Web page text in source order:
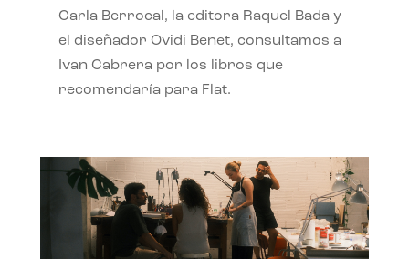
Carla Berrocal, la editora Raquel Bada y
el diseñador Ovidi Benet, consultamos a
Ivan Cabrera por los libros que
recomendaría para Flat.